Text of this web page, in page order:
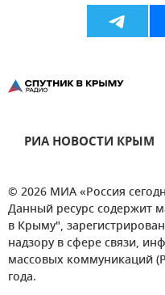
РИА НОВОСТИ КРЫМ
© 2026 МИА «Россия
Данный ресурс содержит
в Крыму",
надзору в сфере связи,
массовых коммуникаций
года.